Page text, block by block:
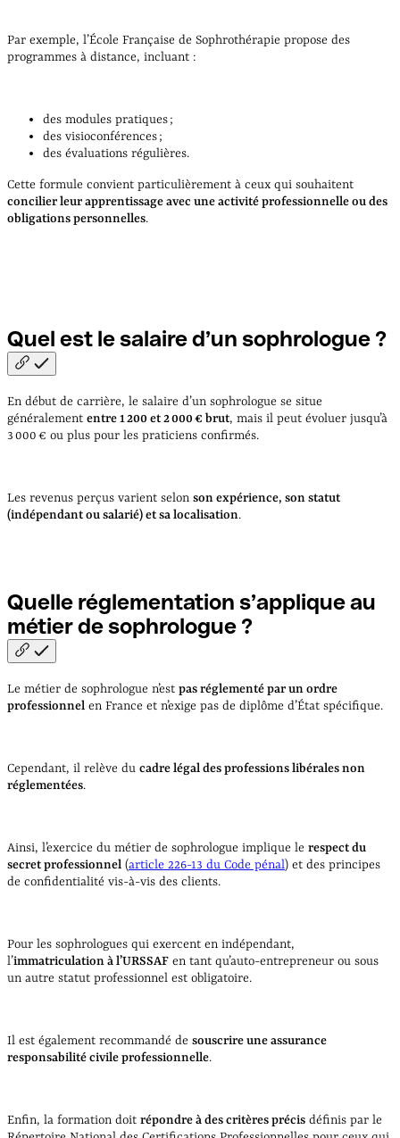
Par exemple, l’École Française de Sophrothérapie propose des
programmes à distance, incluant :
des modules pratiques ;
des visioconférences ;
des évaluations régulières.
Cette formule convient particulièrement à ceux qui souhaitent
concilier leur apprentissage avec une activité professionnelle ou des
obligations personnelles.
Quel est le salaire d’un sophrologue ?
En début de carrière, le salaire d’un sophrologue se situe
généralement entre 1 200 et 2 000 € brut, mais il peut évoluer jusqu’à
3 000 € ou plus pour les praticiens confirmés.
Les revenus perçus varient selon son expérience, son statut
(indépendant ou salarié) et sa localisation.
Quelle réglementation s’applique au
métier de sophrologue ?
Le métier de sophrologue n’est pas réglementé par un ordre
professionnel en France et n’exige pas de diplôme d’État spécifique.
Cependant, il relève du cadre légal des professions libérales non
réglementées.
Ainsi, l’exercice du métier de sophrologue implique le respect du
secret professionnel (article 226-13 du Code pénal) et des principes
de confidentialité vis-à-vis des clients.
Pour les sophrologues qui exercent en indépendant,
l’immatriculation à l’URSSAF en tant qu’auto-entrepreneur ou sous
un autre statut professionnel est obligatoire.
Il est également recommandé de souscrire une assurance
responsabilité civile professionnelle.
Enfin, la formation doit répondre à des critères précis définis par le